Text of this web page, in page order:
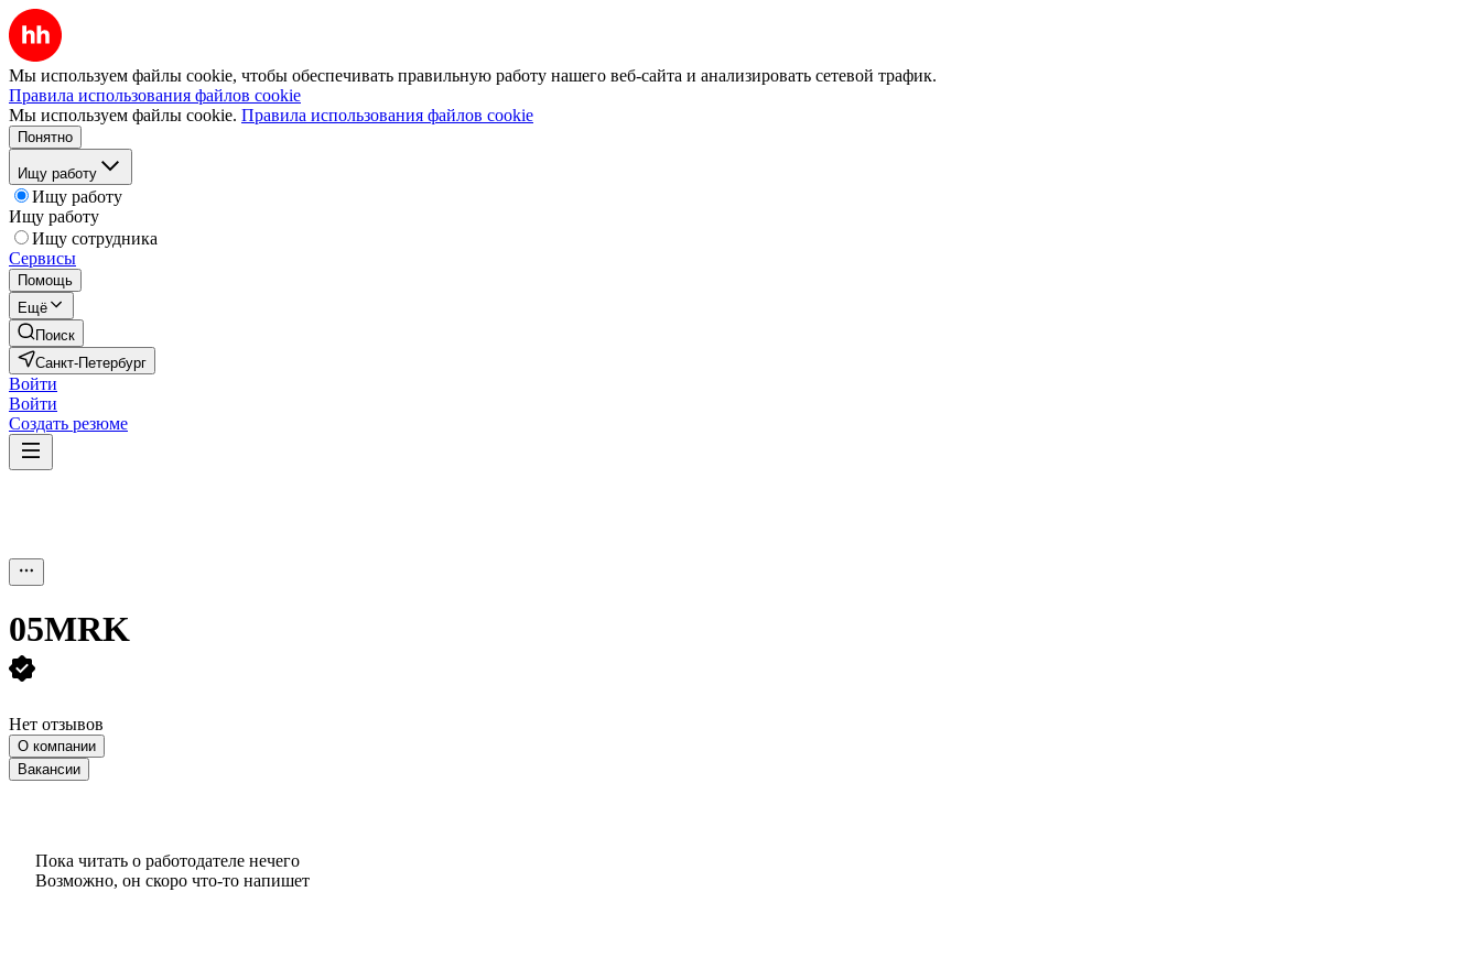
Мы используем файлы cookie, чтобы обеспечивать правильную работу нашего веб-сайта и анализировать сетевой трафик.
Правила использования файлов cookie
Мы используем файлы cookie. Правила использования файлов cookie
Понятно
Ищу работу
Ищу работу
Ищу работу
Ищу сотрудника
Сервисы
Помощь
Ещё
Поиск
Санкт-Петербург
Войти
Войти
Создать резюме
05MRK
Нет отзывов
О компании
Вакансии
Пока читать о работодателе нечего
Возможно, он скоро что‑то напишет